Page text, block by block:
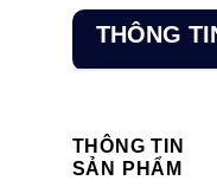
THÔNG
THÔNG TIN
SẢN PHẨM